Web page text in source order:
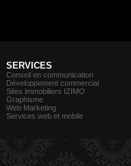
SERVICES
Conseil en communication
Développement commercial
Sites immobiliers IZIMO
Graphisme
Web Marketing
Services web et mobile